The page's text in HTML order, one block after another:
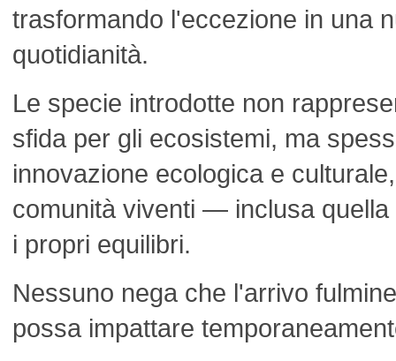
trasformando l'eccezione in una
quotidianità.
Le specie introdotte non
sfida per gli ecosistemi, ma
innovazione ecologica e
comunità viventi — inclusa
i propri equilibri.
Nessuno nega che l'arrivo
possa impattare